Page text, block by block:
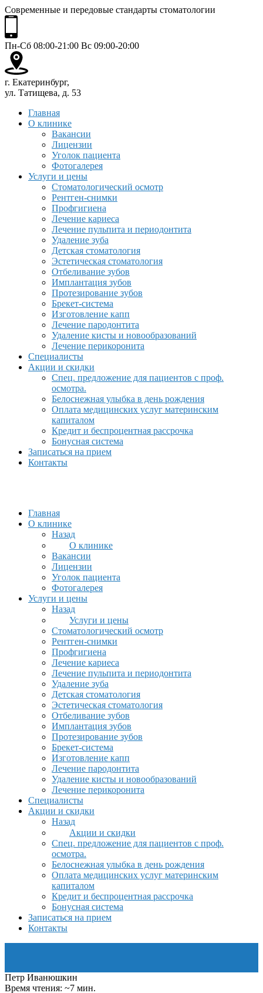
Современные и передовые стандарты стоматологии
Пн-Сб 08:00-21:00 Вс 09:00-20:00
г. Екатеринбург,
ул. Татищева, д. 53
Главная
О клинике
Вакансии
Лицензии
Уголок пациента
Фотогалерея
Услуги и цены
Стоматологический осмотр
Рентген-снимки
Профгигиена
Лечение кариеса
Лечение пульпита и периодонтита
Удаление зуба
Детская стоматология
Эстетическая стоматология
Отбеливание зубов
Имплантация зубов
Протезирование зубов
Брекет-система
Изготовление капп
Лечение пародонтита
Удаление кисты и новообразований
Лечение перикоронита
Специалисты
Акции и скидки
Спец. предложение для пациентов с проф.
осмотра.
Белоснежная улыбка в день рождения
Оплата медицинских услуг материнским
капиталом
Кредит и беспроцентная рассрочка
Бонусная система
Записаться на прием
Контакты
Главная
О клинике
Назад
О клинике
Вакансии
Лицензии
Уголок пациента
Фотогалерея
Услуги и цены
Назад
Услуги и цены
Стоматологический осмотр
Рентген-снимки
Профгигиена
Лечение кариеса
Лечение пульпита и периодонтита
Удаление зуба
Детская стоматология
Эстетическая стоматология
Отбеливание зубов
Имплантация зубов
Протезирование зубов
Брекет-система
Изготовление капп
Лечение пародонтита
Удаление кисты и новообразований
Лечение перикоронита
Специалисты
Акции и скидки
Назад
Акции и скидки
Спец. предложение для пациентов с проф.
осмотра.
Белоснежная улыбка в день рождения
Оплата медицинских услуг материнским
капиталом
Кредит и беспроцентная рассрочка
Бонусная система
Записаться на прием
Контакты
Петр Иванюшкин
Время чтения: ~7 мин.